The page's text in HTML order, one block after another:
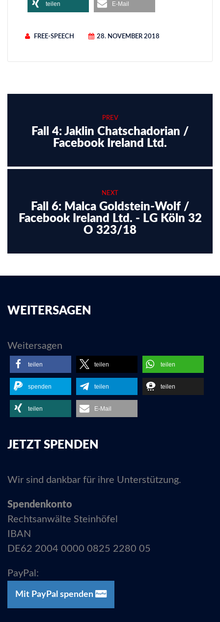
teilen E-Mail
FREE-SPEECH 28. NOVEMBER 2018
PREV
Fall 4: Jaklin Chatschadorian /
Facebook Ireland Ltd.
NEXT
Fall 6: Malca Goldstein-Wolf /
Facebook Ireland Ltd. - LG Köln 32
O 323/18
WEITERSAGEN
Weitersagen
teilen teilen teilen
spenden teilen teilen
teilen E-Mail
JETZT SPENDEN
Wir sind dankbar für ihre Unterstützung.
Spendenkonto
Rechtsanwälte Steinhöfel
IBAN
DE62 2004 0000 0825 2280 05
PayPal:
Mit PayPal spenden